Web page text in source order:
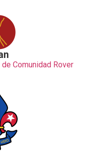
Comunidad Rover